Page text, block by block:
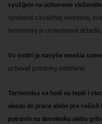
využijete na uchovanie
vyrobená z kvalitnej nerezovej
termomisy je umiestnené
Vo vnútri je navyše menšia
uchovať potraviny oddelene.
Termomisa sa hodí na teplé i
obeda do práce alebo pre
potravín na dovolenku alebo